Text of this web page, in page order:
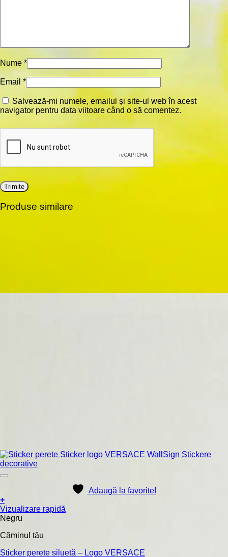
Nume *
Email *
Salvează-mi numele, emailul și site-ul web în acest
navigator pentru data viitoare când o să comentez.
Produse similare
Adaugă la favorite!
+
Acest
produs
mai
variații.
Vizualizare rapidă
Negru
Căminul tău
Sticker perete siluetă – Logo VERSACE